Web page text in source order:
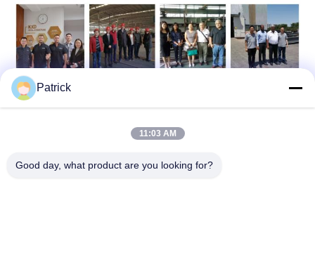
Patrick
11:03 AM
Good day, what product are you looking for?